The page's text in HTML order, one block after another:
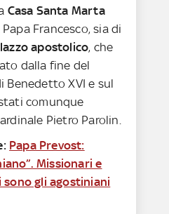
Casa Santa Marta
Francesco, sia di
apostolico, che
dalla fine del
Benedetto XVI e sul
comunque
Pietro Parolin.
Papa Prevost:
Missionari e
sono gli agostiniani